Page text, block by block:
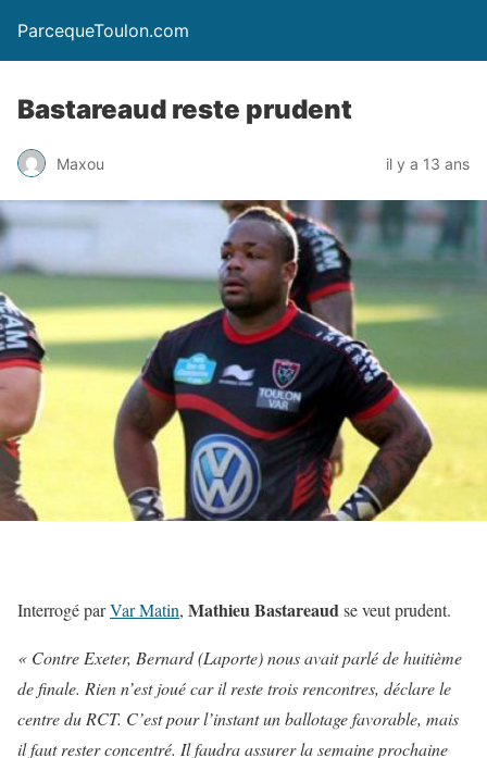
ParcequeToulon.com
Bastareaud reste prudent
Maxou il y a 13 ans
Interrogé parVar Matin, Mathieu Bastareaudse veut prudent.
« Contre Exeter, Bernard (Laporte) nous avait parlé de huitième
de finale. Rien n’est joué car il reste trois rencontres, déclare le
centre du RCT. C’est pour l’instant un ballotage favorable, mais
il faut rester concentré. Il faudra assurer la semaine prochaine